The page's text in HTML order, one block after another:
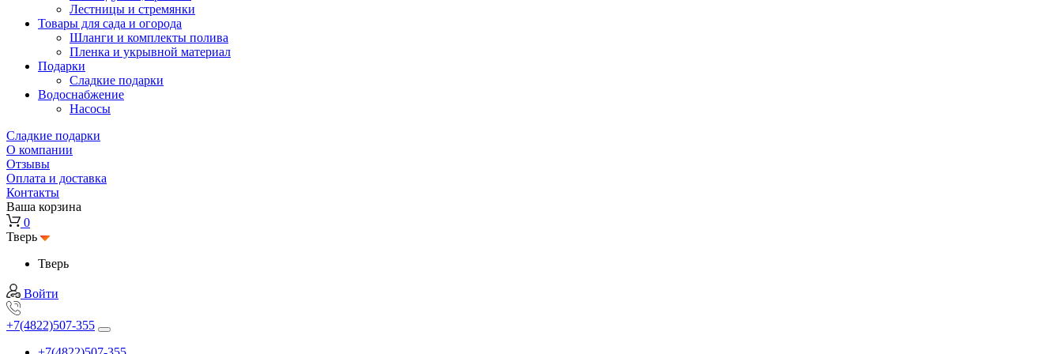
Лестницы и стремянки
Товары для сада и огорода
Шланги и комплекты полива
Пленка и укрывной материал
Подарки
Cладкие подарки
Водоснабжение
Насосы
Сладкие подарки
О компании
Отзывы
Оплата и доставка
Контакты
Ваша корзина
0
Тверь
Тверь
Войти
+7(4822)507-355